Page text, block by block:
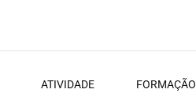
ATIVIDADE FORMAÇÃO